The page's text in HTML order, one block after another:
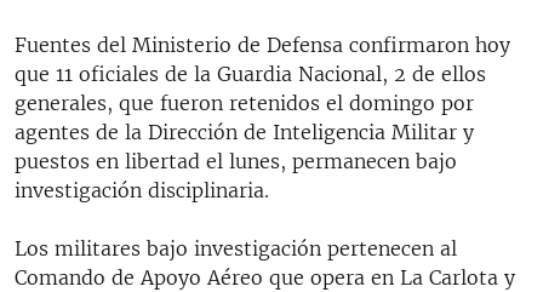
Fuentes del Ministerio de Defensa confirmaron hoy
que 11 oficiales de la Guardia Nacional, 2 de ellos
generales, que fueron retenidos el domingo por
agentes de la Dirección de Inteligencia Militar y
puestos en libertad el lunes, permanecen bajo
investigación disciplinaria.
Los militares bajo investigación pertenecen al
Comando de Apoyo Aéreo que opera en La Carlota y